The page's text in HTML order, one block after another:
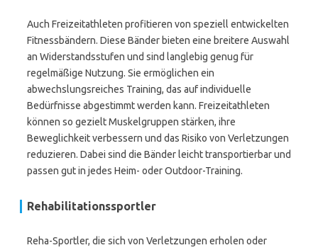
Auch Freizeitathleten profitieren von speziell entwickelten
Fitnessbändern. Diese Bänder bieten eine breitere Auswahl
an Widerstandsstufen und sind langlebig genug für
regelmäßige Nutzung. Sie ermöglichen ein
abwechslungsreiches Training, das auf individuelle
Bedürfnisse abgestimmt werden kann. Freizeitathleten
können so gezielt Muskelgruppen stärken, ihre
Beweglichkeit verbessern und das Risiko von Verletzungen
reduzieren. Dabei sind die Bänder leicht transportierbar und
passen gut in jedes Heim- oder Outdoor-Training.
Rehabilitationssportler
Reha-Sportler, die sich von Verletzungen erholen oder